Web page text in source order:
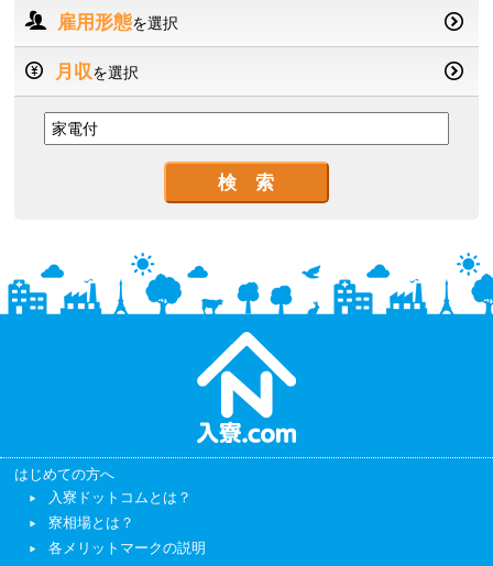
雇用形態を選択
月収を選択
はじめての方へ
入寮ドットコムとは？
寮相場とは？
各メリットマークの説明